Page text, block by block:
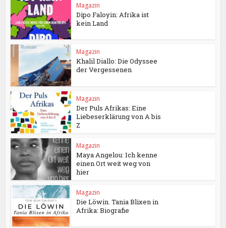
Magazin
Dipo Faloyin: Afrika ist
kein Land
Magazin
Khalil Diallo: Die Odyssee
der Vergessenen
Magazin
Der Puls Afrikas: Eine
Liebeserklärung von A bis
Z
Magazin
Maya Angelou: Ich kenne
einen Ort weit weg von
hier
Magazin
Die Löwin. Tania Blixen in
Afrika: Biografie